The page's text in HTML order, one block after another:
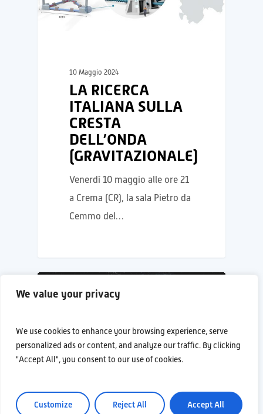
We value your privacy
We use cookies to enhance your browsing experience, serve
personalized ads or content, and analyze our traffic. By clicking
"Accept All", you consent to our use of cookies.
Customize Reject All Accept All
10 Maggio 2024
LA RICERCA
ITALIANA SULLA
CRESTA
DELL’ONDA
(GRAVITAZIONALE)
Venerdì 10 maggio alle ore 21
a Crema (CR), la sala Pietro da
Cemmo del…
EVENTI